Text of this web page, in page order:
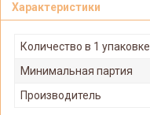
Характеристики
Количество в 1 упаковке
Минимальная партия
Производитель